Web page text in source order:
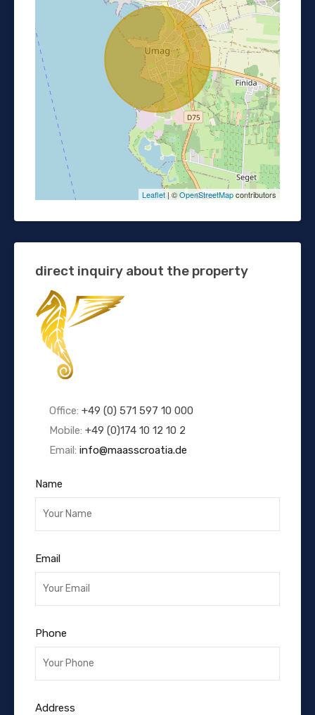
Leaflet| ©OpenStreetMapcontributors
direct inquiry about the property
Office: +49 (0) 571 597 10 000
Mobile: +49 (0)174 10 12 10 2
Email: info@maasscroatia.de
Name
Email
Phone
Address